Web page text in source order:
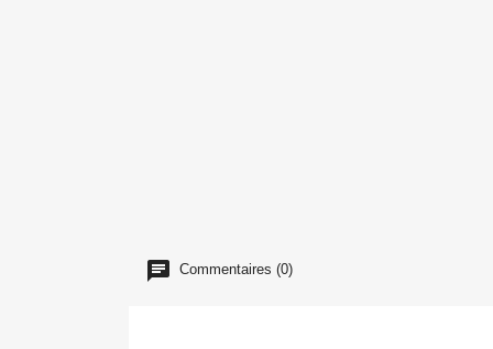
Commentaires (0)